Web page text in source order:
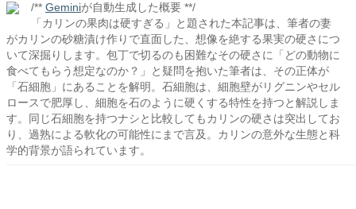
/** Geminiが自動生成した概要 **/
「カリンの果肉は硬すぎる」と題された本記事は、筆者の妻
がカリンの砂糖漬け作りで直面した、想像を絶する果実の硬さにつ
いて深掘りします。包丁で切るのも困難なその硬さに「どの動物に
食べてもらう想定なのか？」と疑問を抱いた筆者は、その正体が
「石細胞」にあることを解明。石細胞は、細胞壁がリグニンやセル
ロースで肥厚し、細胞を石のように硬くする特性を持つと解説しま
す。同じ石細胞を持つナシと比較してもカリンの硬さは突出してお
り、過熟による軟化の可能性にまで言及。カリンの意外な生態と科
学的背景が語られています。